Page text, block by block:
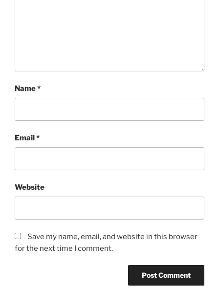
Name*
Email*
Website
Save my name, email, and website in this browser
for the next time I comment.